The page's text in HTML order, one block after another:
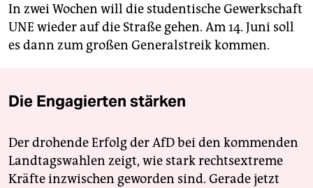
In zwei Wochen will die studentische Gewerkschaft
UNE wieder auf die Straße gehen. Am 14. Juni soll
es dann zum großen Generalstreik kommen.
Die Engagierten stärken
Der drohende Erfolg der AfD bei den kommenden
Landtagswahlen zeigt, wie stark rechtsextreme
Kräfte inzwischen geworden sind. Gerade jetzt